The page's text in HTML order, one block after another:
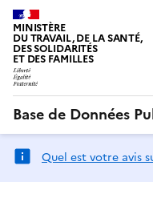
MINISTÈRE
DU TRAVAIL, DE LA SANTÉ,
DES SOLIDARITÉS
ET DES FAMILLES
Base de Données
Quel est votre avis